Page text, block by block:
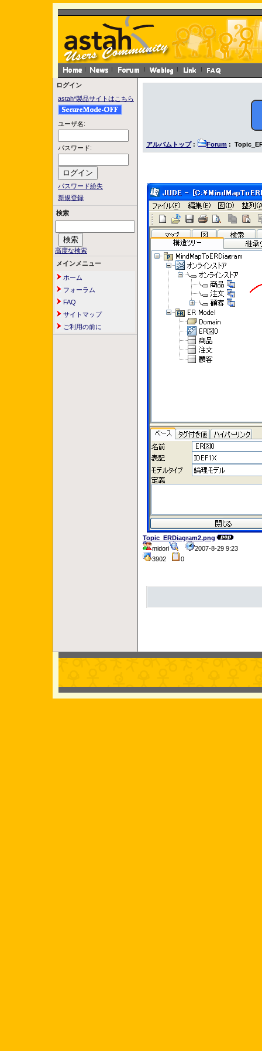
ログイン
astah*製品サイトはこちら
ユーザ名:
パスワード:
パスワード紛失
新規登録
検索
高度な検索
メインメニュー
ホーム
フォーラム
FAQ
サイトマップ
ご利用の前に
アルバムトップ: Forum :
Topic_ERDiagram2.png
midori
2007-8-29 9:23
3902
0